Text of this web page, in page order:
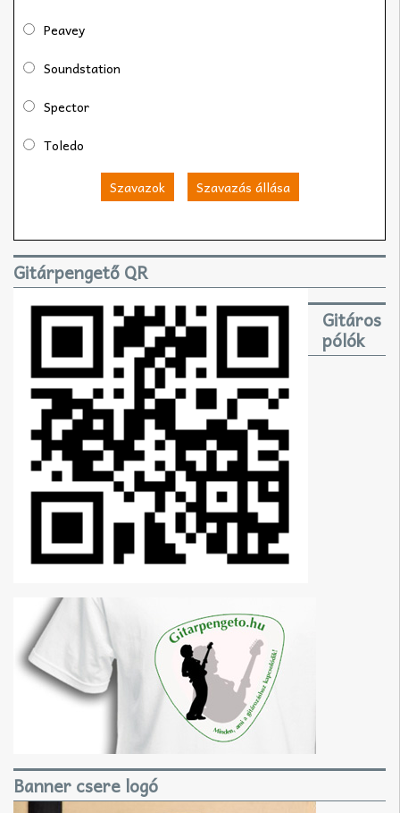
Peavey
Soundstation
Spector
Toledo
Szavazok Szavazás állása
Gitárpengető QR
Gitáros
pólók
Banner csere logó